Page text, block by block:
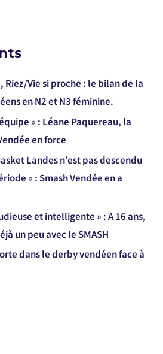
Riez/Vie si proche : le bilan de la
en N2 et N3 féminine.
» : Léane Paquereau, la
en force
Landes n’est pas descendu
» : Smash Vendée en a
et intelligente » : A 16 ans,
un peu avec le SMASH
dans le derby vendéen face à